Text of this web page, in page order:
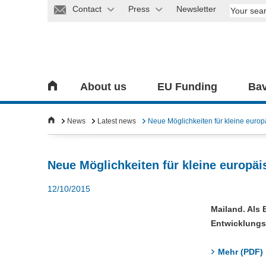
Contact Press Newsletter
About us EU Funding
News Latest news Neue Möglichkeiten für kleine
Neue Möglichkeiten für kleine
12/10/2015
Mailand. Als
Mehr (PDF)